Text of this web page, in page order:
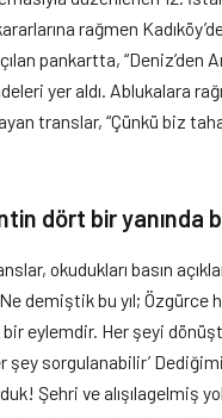
rağmen
pankartta, “Deniz’den
yer aldı. Ablukalara
translar, “Çünkü biz
dört bir yanında
okudukları basın
demiştik bu yıl; Özgürce
eylemdir. Her şeyi
şey sorgulanabilir’
Şehri ve alışılagelmiş